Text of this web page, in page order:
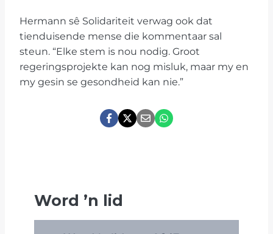
Hermann sê Solidariteit verwag ook dat
tienduisende mense die kommentaar sal
steun. “Elke stem is nou nodig. Groot
regeringsprojekte kan nog misluk, maar my en
my gesin se gesondheid kan nie.”
Word ’n lid